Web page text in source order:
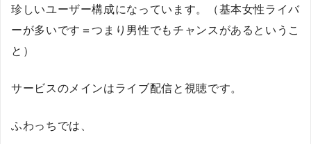
珍しいユーザー構成になっています。（基本女性ライバ
ーが多いです＝つまり男性でもチャンスがあるというこ
と）
サービスのメインはライブ配信と視聴です。
ふわっちでは、